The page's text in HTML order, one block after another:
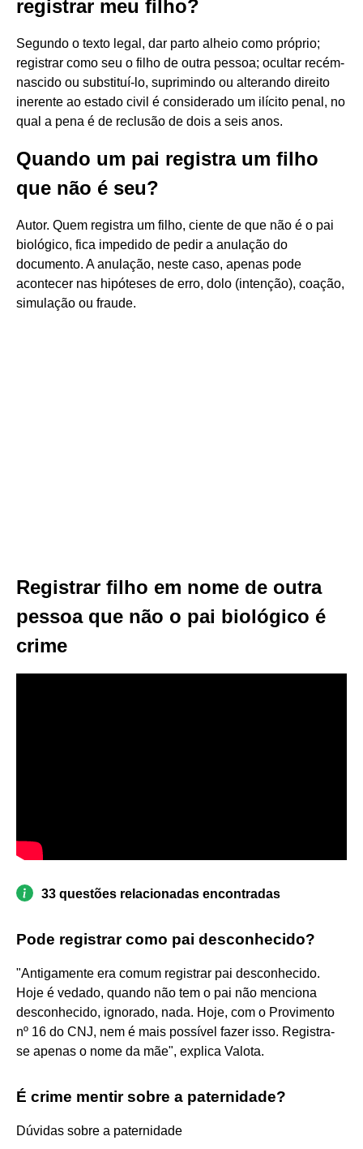
registrar meu filho?
Segundo o texto legal, dar parto alheio como próprio;
registrar como seu o filho de outra pessoa; ocultar recém-
nascido ou substituí-lo, suprimindo ou alterando direito
inerente ao estado civil é considerado um ilícito penal, no
qual a pena é de reclusão de dois a seis anos.
Quando um pai registra um filho
que não é seu?
Autor. Quem registra um filho, ciente de que não é o pai
biológico, fica impedido de pedir a anulação do
documento. A anulação, neste caso, apenas pode
acontecer nas hipóteses de erro, dolo (intenção), coação,
simulação ou fraude.
Registrar filho em nome de outra
pessoa que não o pai biológico é
crime
33 questões relacionadas encontradas
Pode registrar como pai desconhecido?
"Antigamente era comum registrar pai desconhecido.
Hoje é vedado, quando não tem o pai não menciona
desconhecido, ignorado, nada. Hoje, com o Provimento
nº 16 do CNJ, nem é mais possível fazer isso. Registra-
se apenas o nome da mãe", explica Valota.
É crime mentir sobre a paternidade?
Dúvidas sobre a paternidade